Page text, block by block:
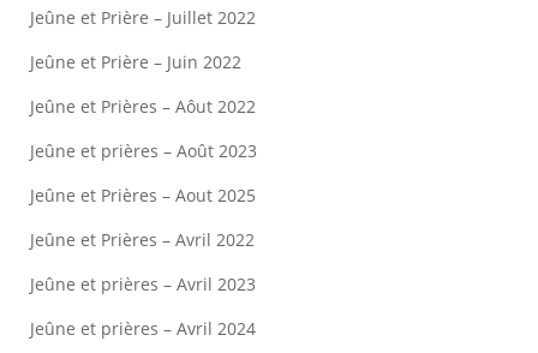
Jeûne et Prière – Juillet 2022
Jeûne et Prière – Juin 2022
Jeûne et Prières – Aôut 2022
Jeûne et prières – Août 2023
Jeûne et Prières – Aout 2025
Jeûne et Prières – Avril 2022
Jeûne et prières – Avril 2023
Jeûne et prières – Avril 2024